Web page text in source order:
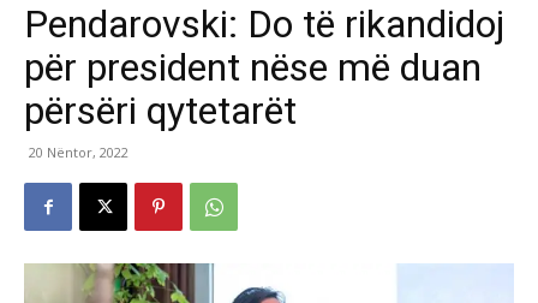
Pendarovski: Do të rikandidoj
për president nëse më duan
përsëri qytetarët
20 Nëntor, 2022